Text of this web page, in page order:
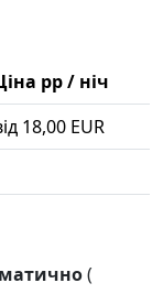
pp / ніч
18,00 EUR
(